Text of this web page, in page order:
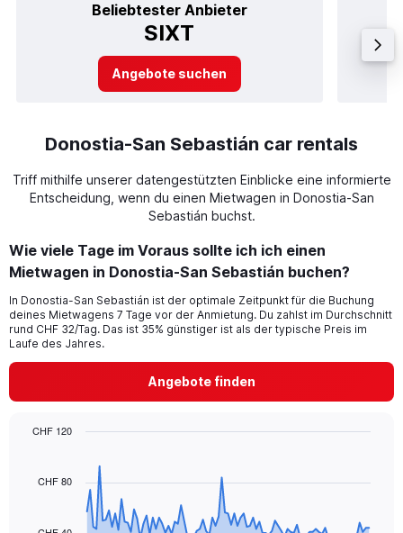
Beliebtester Anbieter
SIXT
Angebote suchen
Donostia-San Sebastián car rentals
Triff mithilfe unserer datengestützten Einblicke eine informierte
Entscheidung, wenn du einen Mietwagen in Donostia-San
Sebastián buchst.
Wie viele Tage im Voraus sollte ich ich einen
Mietwagen in Donostia-San Sebastián buchen?
In Donostia-San Sebastián ist der optimale Zeitpunkt für die Buchung
deines Mietwagens 7 Tage vor der Anmietung. Du zahlst im Durchschnitt
rund CHF 32/Tag. Das ist 35% günstiger ist als der typische Preis im
Laufe des Jahres.
Angebote finden
CHF 80
CHF 120